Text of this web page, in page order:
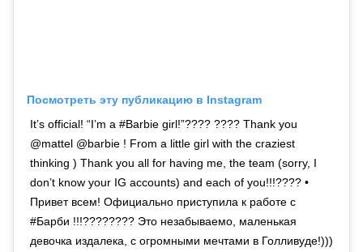
Посмотреть эту публикацию в Instagram
It’s official! “I’m a #Barbie girl!”???? ???? Thank you
@mattel @barbie ! From a little girl with the craziest
thinking ) Thank you all for having me, the team (sorry, I
don’t know your IG accounts) and each of you!!!???? •
Привет всем! Официально приступила к работе с
#Барби !!!???????? Это незабываемо, маленькая
девочка издалека, с огромными мечтами в Голливуде!)))